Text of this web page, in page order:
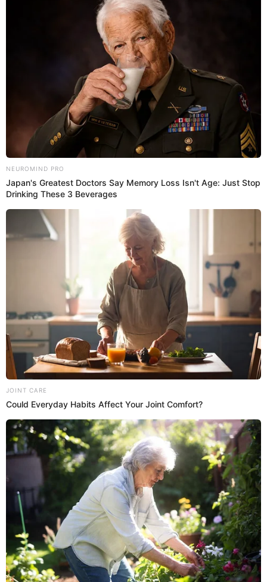
21:35 22/6/2023
Junior Silva es comparado con
Miguel Vergara
El jurado comenzó con las evaluaciones de este
Nelly Rossinelli aseguró que
Junior
tiene cierto similitud con el exparticipante
Miguel Vergara
a la hora de cocinar.
21:33 22/6/2023
Belén Estéves se fustró tras no
poder lucirse con sus tallarines
verdes
Belén Estévezno pudo evitar llorar de fustración al ver
que no le salía bien la preparación de sus tallarines